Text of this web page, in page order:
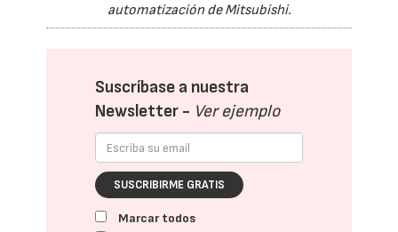
automatización de Mitsubishi.
Suscríbase a nuestra
Newsletter - Ver ejemplo
SUSCRIBIRME GRATIS
Marcar todos